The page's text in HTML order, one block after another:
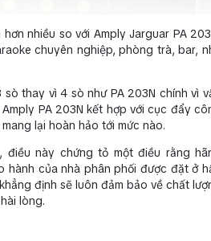
nhiều so với Amply Jarguar PA
chuyên nghiệp, phòng trà, bar,
thay vì 4 sò như PA 203N chính vì
PA 203N kết hợp với cục đẩy
lại hoàn hảo tới mức nào.
điều này chứng tỏ một điều rằng
hành của nhà phân phối được đặt ở
định sẽ luôn đảm bảo về chất
lòng.